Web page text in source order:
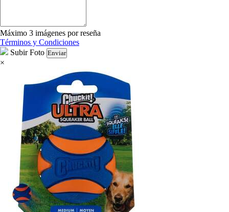
Máximo 3 imágenes por reseña
Términos y Condiciones
Subir Foto Enviar
×